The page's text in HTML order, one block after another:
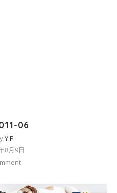
06
Y.F
8月9日